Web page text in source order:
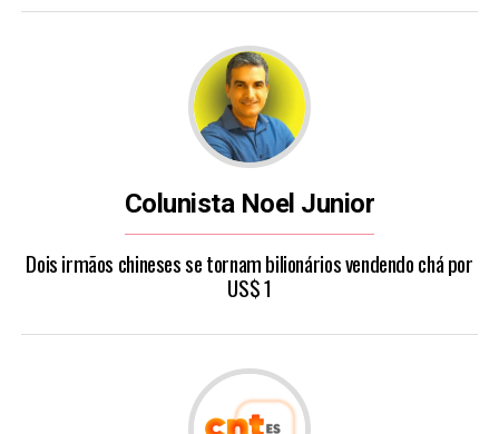
Colunista Noel Junior
Dois irmãos chineses se tornam bilionários vendendo chá por
US$ 1